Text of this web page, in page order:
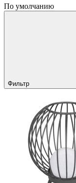
По умолчанию
Фильтр